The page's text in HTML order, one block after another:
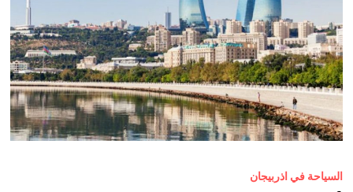
السياحة في اذربيجان